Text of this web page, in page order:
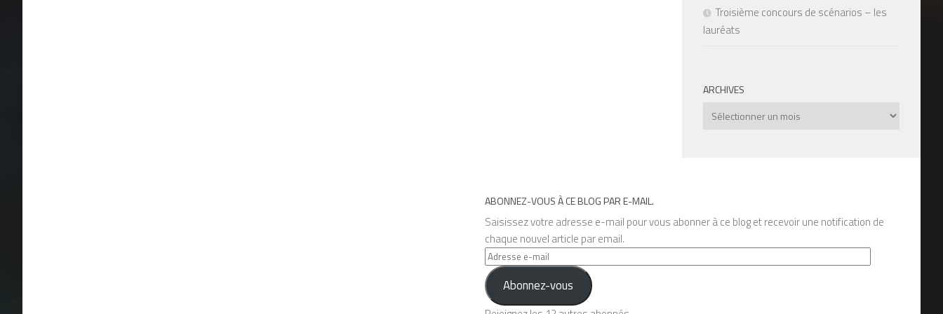
Troisième concours de scénarios – les
lauréats
ARCHIVES
Archives
ABONNEZ-VOUS À CE BLOG PAR E-MAIL.
Saisissez votre adresse e-mail pour vous abonner à ce blog et recevoir une notification de
chaque nouvel article par email.
Adresse
e-
mail Abonnez-vous